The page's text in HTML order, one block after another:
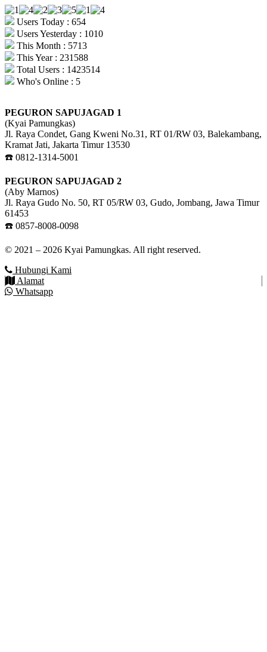
Users Today : 654
Users Yesterday : 1010
This Month : 5713
This Year : 231588
Total Users : 1423514
Who's Online : 5
PEGURON SAPUJAGAD 1
(Kyai Pamungkas)
Jl. Raya Condet, Gang Kweni No.31, RT 01/RW 03, Balekambang,
Kramat Jati, Jakarta Timur 13530
☎️ 0812-1314-5001
PEGURON SAPUJAGAD 2
(Aby Marnos)
Jl. Raya Gudo No. 50, RT 05/RW 03, Gudo, Jombang, Jawa Timur
61453
☎️ 0857-8008-0098
© 2021 – 2026 Kyai Pamungkas. All right reserved.
Hubungi Kami
Alamat
Whatsapp